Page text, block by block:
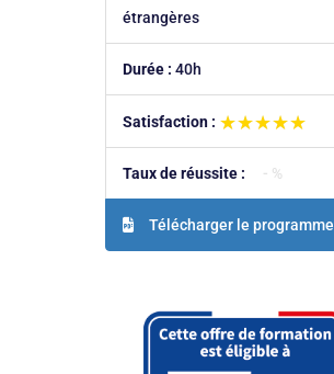
étrangères
Durée : 40h
Satisfaction : ★★★★★
★★★★★
Taux de réussite : - %
Télécharger le programme